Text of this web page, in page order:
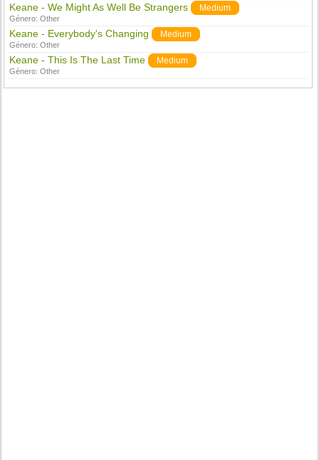
Keane - We Might As Well Be Strangers Medium
Género:Other
Keane - Everybody's Changing Medium
Género:Other
Keane - This Is The Last Time Medium
Género:Other